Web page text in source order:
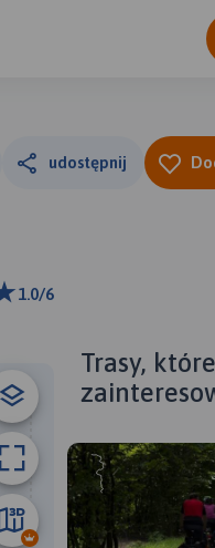
udostępnij
1.0/6
52 km
Trasy,